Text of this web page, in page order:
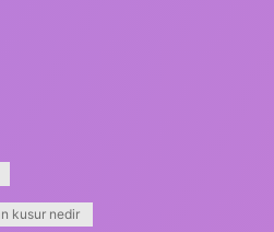
kusur nedir